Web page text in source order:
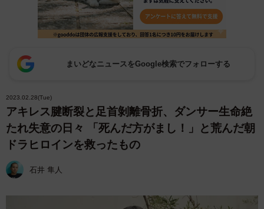
まいどなニュースをGoogle検索でフォローする
2023.02.28(Tue)
アキレス腱断裂と足首剝離骨折、ダンサー生命絶
たれ失意の日々 「死んだ方がまし！」と荒んだ朝
ドラヒロインを救ったもの
石井 隼人